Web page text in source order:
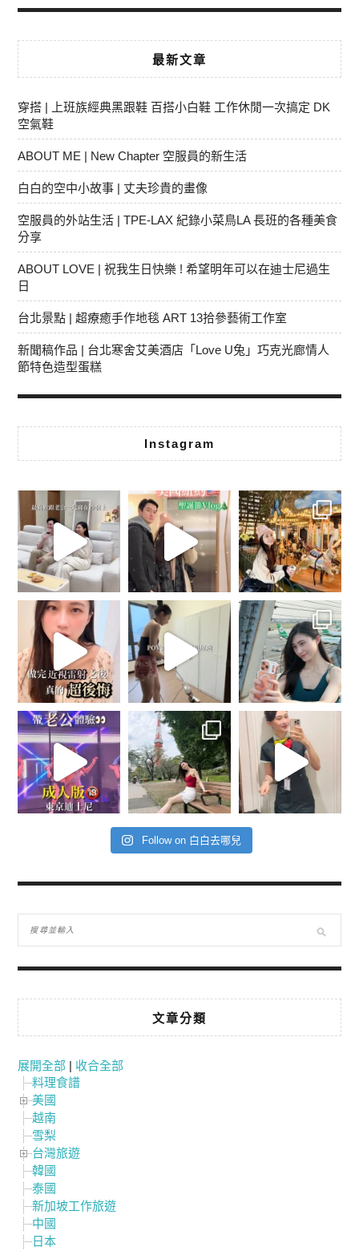
最新文章
穿搭 | 上班族經典黑跟鞋 百搭小白鞋 工作休閒一次搞定 DK
空氣鞋
ABOUT ME | New Chapter 空服員的新生活
白白的空中小故事 | 丈夫珍貴的畫像
空服員的外站生活 | TPE-LAX 紀錄小菜鳥LA 長班的各種美食
分享
ABOUT LOVE | 祝我生日快樂 ! 希望明年可以在迪士尼過生
日
台北景點 | 超療癒手作地毯 ART 13拾參藝術工作室
新聞稿作品 | 台北寒舍艾美酒店「Love U兔」巧克光廊情人
節特色造型蛋糕
Instagram
Follow on 白白去哪兒
文章分類
展開全部 | 收合全部
料理食譜
美國
越南
雪梨
台灣旅遊
韓國
泰國
新加坡工作旅遊
中國
日本